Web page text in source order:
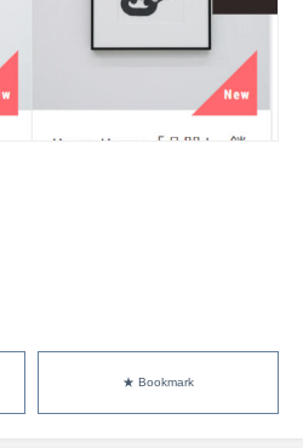
★ Bookmark